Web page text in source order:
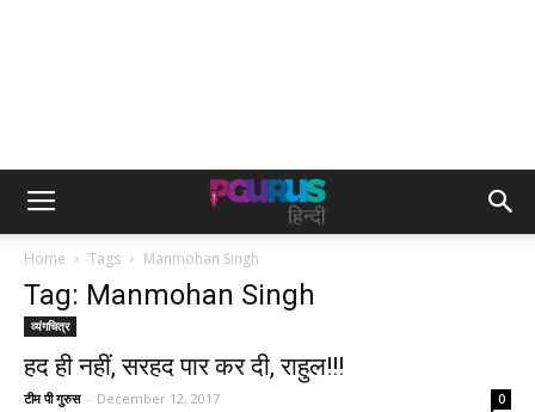
Home Tags Manmohan Singh
Tag: Manmohan Singh
व्यंगचित्र
हद ही नहीं, सरहद पार कर दी, राहुल!!!
टीम पी गुरुस - December 12, 2017 0